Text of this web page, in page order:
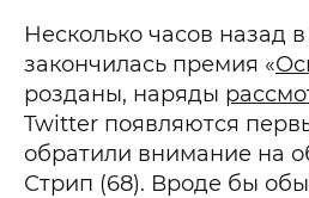
Несколько часов назад
закончилась премия «
розданы, наряды
Twitter появляются
обратили внимание на
Стрип (68). Вроде бы